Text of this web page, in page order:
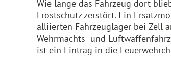
Wie lange das Fahrzeug dort
Frostschutz zerstört. Ein
alliierten Fahrzeuglager bei Zell
Wehrmachts- und
ist ein Eintrag in die